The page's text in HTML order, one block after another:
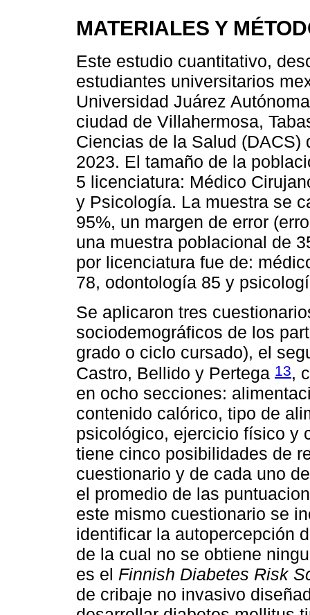
MATERIALES Y
Este estudio cuantitativo,
estudiantes universitarios
Universidad Juárez
ciudad de Villahermosa,
Ciencias de la Salud
2023. El tamaño de la
5 licenciatura: Médico
y Psicología. La muestra se
95%, un margen de error
una muestra poblacional de
por licenciatura fue de:
78, odontología 85 y
Se aplicaron tres
sociodemográficos de los
grado o ciclo cursado), el
Castro, Bellido y Pertega 13,
en ocho secciones:
contenido calórico, tipo de
psicológico, ejercicio físico y
tiene cinco posibilidades de
cuestionario y de cada uno
el promedio de las
este mismo cuestionario se
identificar la autopercepción
de la cual no se obtiene
es el Finnish Diabetes Risk
de cribaje no invasivo